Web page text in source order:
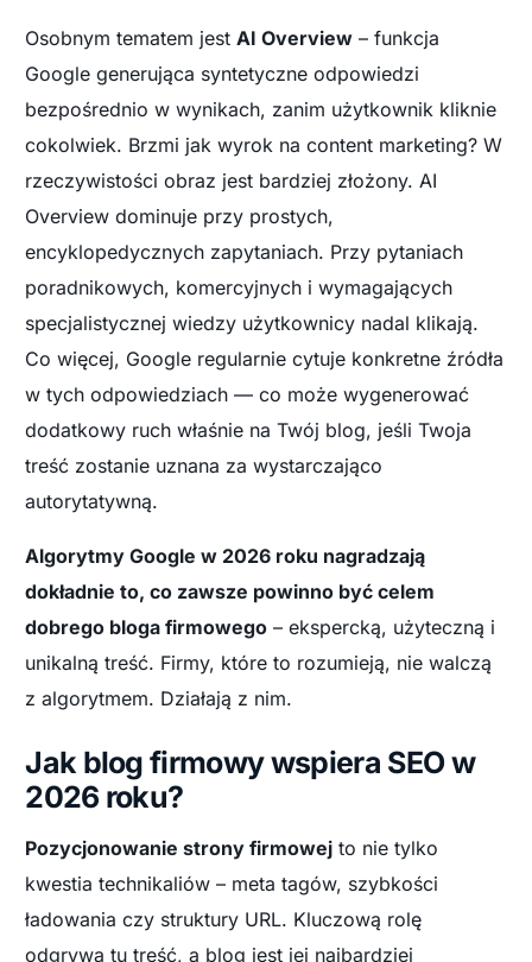
Osobnym tematem jestAI Overview – funkcja
Google generująca syntetyczne odpowiedzi
bezpośrednio w wynikach, zanim użytkownik kliknie
cokolwiek. Brzmi jak wyrok na content marketing? W
rzeczywistości obraz jest bardziej złożony. AI
Overview dominuje przy prostych,
encyklopedycznych zapytaniach. Przy pytaniach
poradnikowych, komercyjnych i wymagających
specjalistycznej wiedzy użytkownicy nadal klikają.
Co więcej, Google regularnie cytuje konkretne źródła
w tych odpowiedziach — co może wygenerować
dodatkowy ruch właśnie na Twój blog, jeśli Twoja
treść zostanie uznana za wystarczająco
autorytatywną.
Algorytmy Google w 2026 roku nagradzają
dokładnie to, co zawsze powinno być celem
dobrego bloga firmowego – ekspercką, użyteczną i
unikalną treść. Firmy, które to rozumieją, nie walczą
z algorytmem. Działają z nim.
Jak blog firmowy wspiera SEO w
2026 roku?
Pozycjonowanie strony firmowej to nie tylko
kwestia technikaliów – meta tagów, szybkości
ładowania czy struktury URL. Kluczową rolę
odgrywa tu treść, a blog jest jej najbardziej